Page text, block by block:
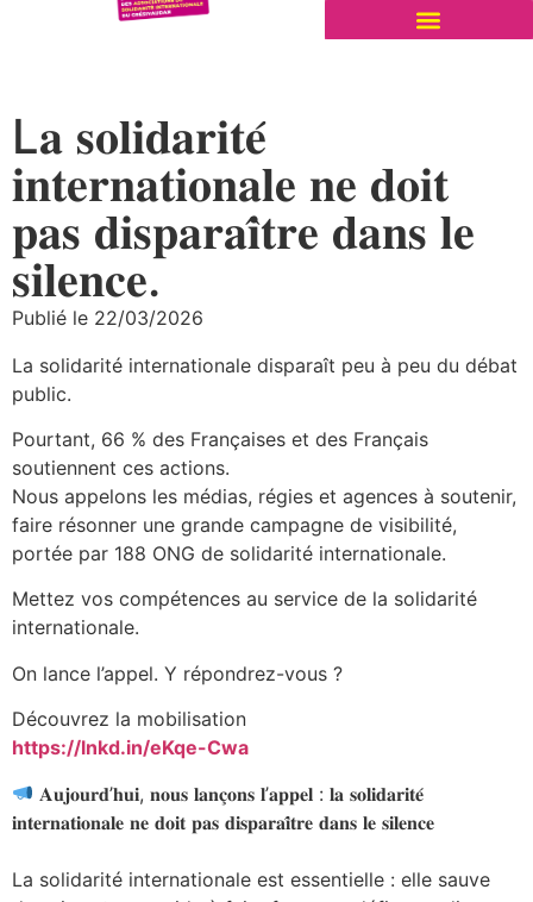
L𝐚 𝐬𝐨𝐥𝐢𝐝𝐚𝐫𝐢𝐭𝐞́
𝐢𝐧𝐭𝐞𝐫𝐧𝐚𝐭𝐢𝐨𝐧𝐚𝐥𝐞 𝐧𝐞 𝐝𝐨𝐢𝐭
𝐩𝐚𝐬 𝐝𝐢𝐬𝐩𝐚𝐫𝐚𝐢̂𝐭𝐫𝐞 𝐝𝐚𝐧𝐬 𝐥𝐞
𝐬𝐢𝐥𝐞𝐧𝐜𝐞.
Publié le 22/03/2026
La solidarité internationale disparaît peu à peu du débat
public.
Pourtant, 66 % des Françaises et des Français
soutiennent ces actions.
Nous appelons les médias, régies et agences à soutenir,
faire résonner une grande campagne de visibilité,
portée par 188 ONG de solidarité internationale.
Mettez vos compétences au service de la solidarité
internationale.
On lance l’appel. Y répondrez-vous ?
Découvrez la mobilisation
https://lnkd.in/eKqe-Cwa
𝐀𝐮𝐣𝐨𝐮𝐫𝐝’𝐡𝐮𝐢, 𝐧𝐨𝐮𝐬 𝐥𝐚𝐧𝐜̧𝐨𝐧𝐬 𝐥’𝐚𝐩𝐩𝐞𝐥 : 𝐥𝐚 𝐬𝐨𝐥𝐢𝐝𝐚𝐫𝐢𝐭𝐞́
𝐢𝐧𝐭𝐞𝐫𝐧𝐚𝐭𝐢𝐨𝐧𝐚𝐥𝐞 𝐧𝐞 𝐝𝐨𝐢𝐭 𝐩𝐚𝐬 𝐝𝐢𝐬𝐩𝐚𝐫𝐚𝐢̂𝐭𝐫𝐞 𝐝𝐚𝐧𝐬 𝐥𝐞 𝐬𝐢𝐥𝐞𝐧𝐜𝐞
La solidarité internationale est essentielle : elle sauve